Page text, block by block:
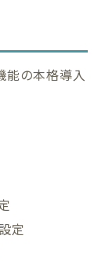
能の本格導入
定